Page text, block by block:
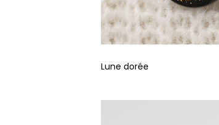
Lune dorée